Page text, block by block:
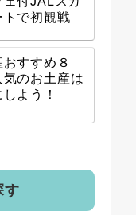
トで初観戦
おすすめ８
のお土産は
よう！
す